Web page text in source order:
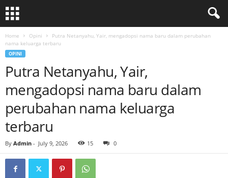
Home Opini
Putra Netanyahu, Yair, mengadopsi nama baru dalam perubahan
nama keluarga terbaru
OPINI
Putra Netanyahu, Yair,
mengadopsi nama baru dalam
perubahan nama keluarga
terbaru
By Admin - July 9, 2026 15 0